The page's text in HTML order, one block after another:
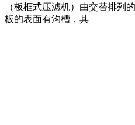
（板框式压滤机）由交替排列
板的表面有沟槽，其